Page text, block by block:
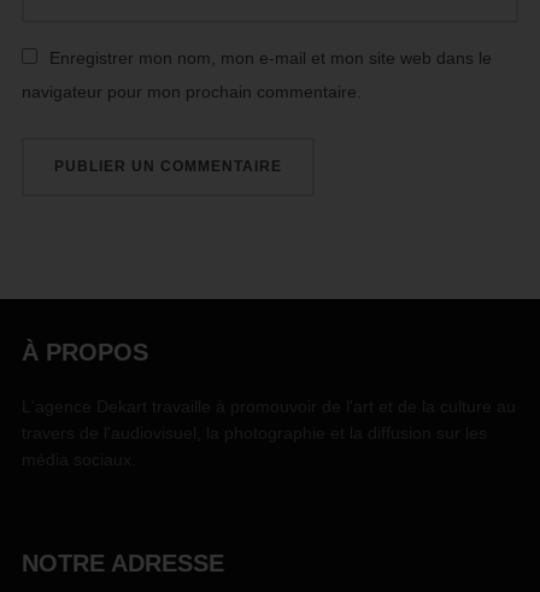
Enregistrer mon nom, mon e-mail et mon site web dans le
navigateur pour mon prochain commentaire.
À PROPOS
NOTRE ADRESSE